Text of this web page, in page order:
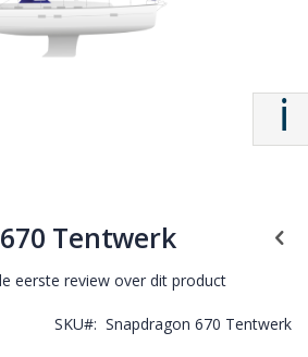
Tentwerk
eerste review over dit product
SKU Snapdragon 670 Tentwerk